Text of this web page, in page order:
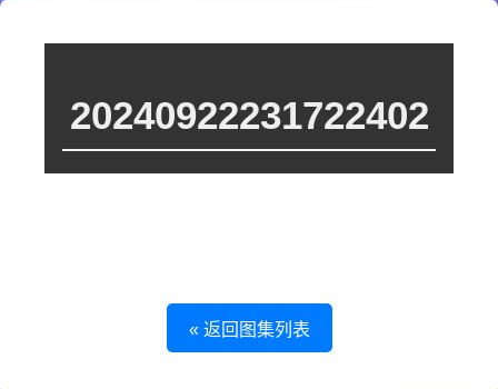
20240922231722402
« 返回图集列表